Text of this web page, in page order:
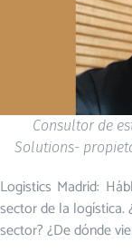
Consultor de
Solutions-
Logistics Madrid:
sector de la
sector? ¿De dónde